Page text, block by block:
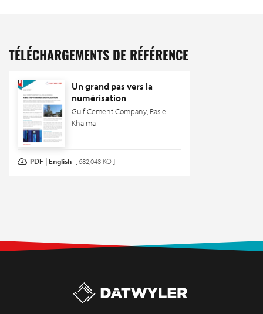
TÉLÉCHARGEMENTS DE RÉFÉRENCE
Un grand pas vers la
numérisation
Gulf Cement Company, Ras el
Khaïma
PDF | English [ 682,048 KO ]